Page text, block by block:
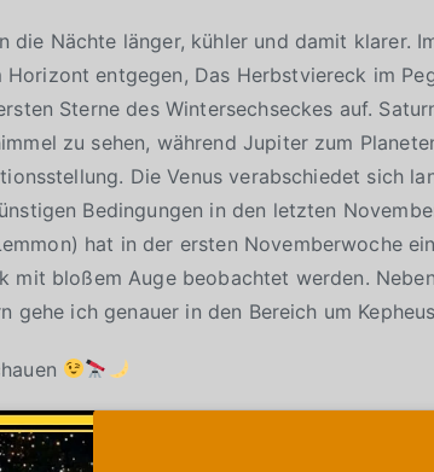
die Nächte länger, kühler und damit klarer.
Horizont entgegen, Das Herbstviereck im
Sterne des Wintersechseckes auf.
zu sehen, während Jupiter zum
Die Venus verabschiedet sich
Bedingungen in den letzten
hat in der ersten Novemberwoche
mit bloßem Auge beobachtet werden.
gehe ich genauer in den Bereich um